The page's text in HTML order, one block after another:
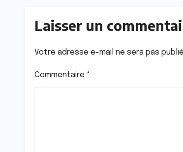
Laisser un
Votre adresse e-mail ne sera pas
Commentaire *